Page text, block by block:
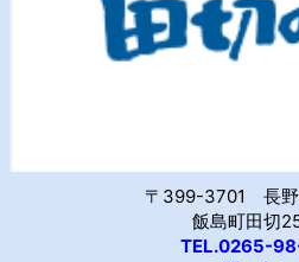
〒399-3701 長野
飯島町田切
TEL.0265-